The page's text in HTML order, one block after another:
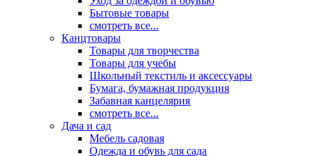
Бытовые товары
смотреть все...
Канцтовары
Товары для творчества
Товары для учебы
Школьный текстиль и аксессуары
Бумага, бумажная продукция
Забавная канцелярия
смотреть все...
Дача и сад
Мебель садовая
Одежда и обувь для сада